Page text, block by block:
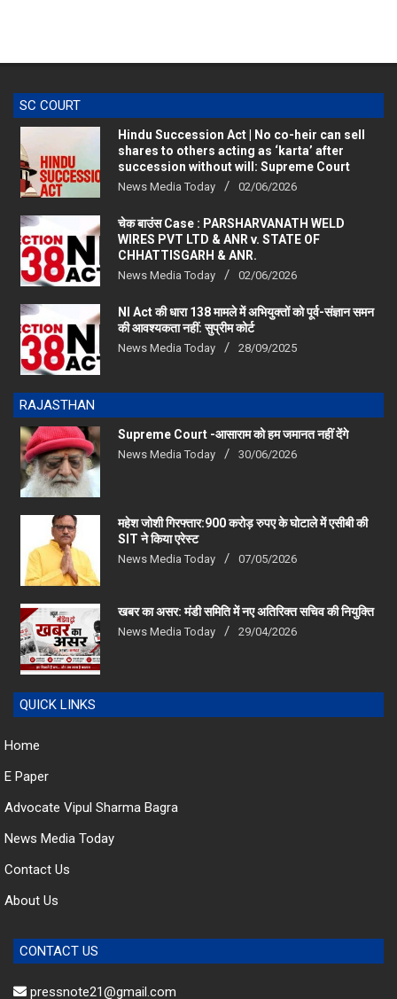
SC COURT
Hindu Succession Act | No co-heir can sell
shares to others acting as ‘karta’ after
succession without will: Supreme Court
News Media Today 02/06/2026
चेक बाउंस Case : PARSHARVANATH WELD
WIRES PVT LTD & ANR v. STATE OF
CHHATTISGARH & ANR.
News Media Today 02/06/2026
NI Act की धारा 138 मामले में अभियुक्तों को पूर्व-संज्ञान समन
की आवश्यकता नहीं: सुप्रीम कोर्ट
News Media Today 28/09/2025
RAJASTHAN
Supreme Court -आसाराम को हम जमानत नहीं देंगे
News Media Today 30/06/2026
महेश जोशी गिरफ्तार:900 करोड़ रुपए के घोटाले में एसीबी की
SIT ने किया एरेस्‍ट
News Media Today 07/05/2026
खबर का असर: मंडी समिति में नए अतिरिक्त सचिव की नियुक्ति
News Media Today 29/04/2026
QUICK LINKS
Home
E Paper
Advocate Vipul Sharma Bagra
News Media Today
Contact Us
About Us
CONTACT US
pressnote21@gmail.com